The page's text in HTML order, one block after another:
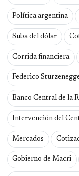
Política argentina
Suba del dólar
Corrida financiera
Federico
Banco Central de la
Intervención del
Mercados
Gobierno de Macri